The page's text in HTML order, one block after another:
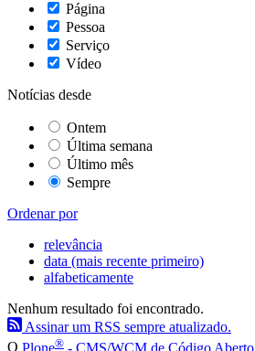
Página
Pessoa
Serviço
Vídeo
Notícias desde
Ontem
Última semana
Último mês
Sempre
Ordenar por
relevância
data (mais recente primeiro)
alfabeticamente
Nenhum resultado foi encontrado.
Assinar um RSS sempre atualizado.
O Plone® - CMS/WCM de Código Aberto